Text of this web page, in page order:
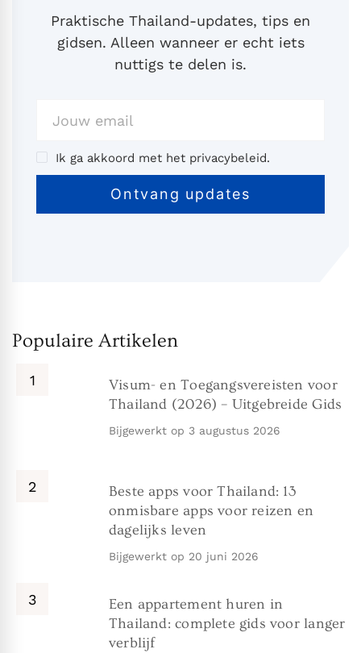
Praktische Thailand-updates, tips en
gidsen. Alleen wanneer er echt iets
nuttigs te delen is.
Ik ga akkoord met het privacybeleid.
Populaire Artikelen
Visum- en Toegangsvereisten voor
Thailand (2026) – Uitgebreide Gids
Bijgewerkt op 3 augustus 2026
Beste apps voor Thailand: 13
onmisbare apps voor reizen en
dagelijks leven
Bijgewerkt op 20 juni 2026
Een appartement huren in
Thailand: complete gids voor langer
verblijf